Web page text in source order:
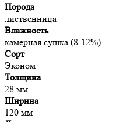
Порода
лиственница
Влажность
камерная сушка (8-12%)
Сорт
Эконом
Толщина
28 мм
Ширина
120 мм